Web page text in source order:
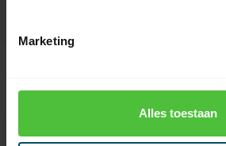
Marketing
Alles toestaan
Zuletzt angesehen